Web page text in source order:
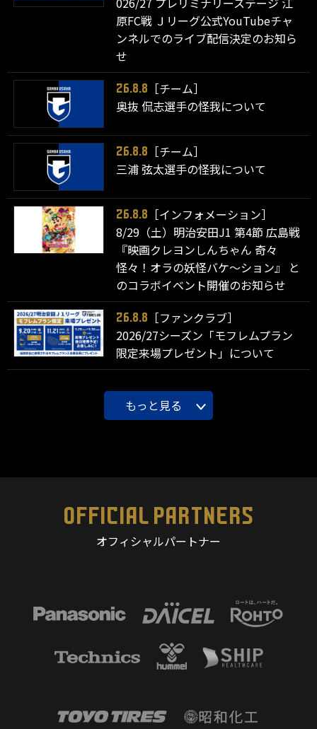
原FC戦 Ｊリーグ公式YouTubeチャ
ンネルでのライブ配信決定のお知ら
せ
26.8.8
［チーム］
奥抜 侃志選手の怪我について
26.8.8
［チーム］
三浦 弦太選手の怪我について
26.8.8
［インフォメーション］
8/29（土）明治安田J1 第4節 広島戦
『映画クレヨンしんちゃん 奇々
怪々！オラの妖怪バケ～ション』 と
のコラボイベント開催のお知らせ
26.8.8
［ファンクラブ］
2026/27シーズン「モフレムプラン
限定来場プレゼント」について
もっと見る
OFFICIAL PARTNERS
オフィシャルパートナー